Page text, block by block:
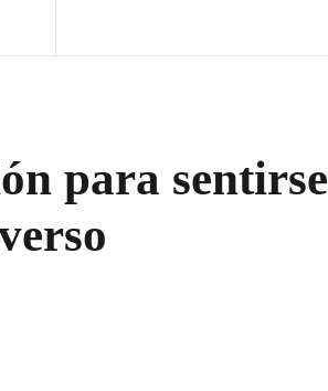
para sentirse